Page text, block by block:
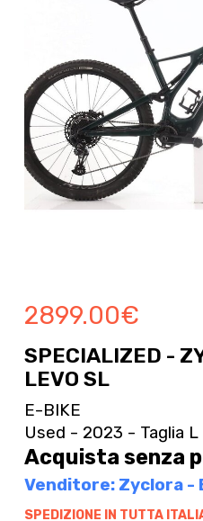
2899.00€
SPECIALIZED -
LEVO SL
E-BIKE
Used - 2023 - Taglia L
Acquista senza
Venditore: Zyclora -
SPEDIZIONE IN TUTTA